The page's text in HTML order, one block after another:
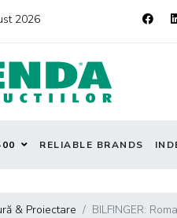
2026
RELIABLE BRANDS
& Proiectare BILFINGER: